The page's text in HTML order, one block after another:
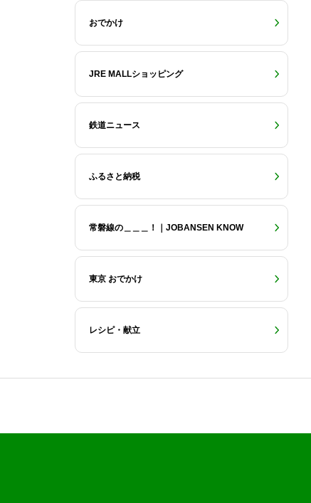
おでかけ
JRE MALLショッピング
鉄道ニュース
ふるさと納税
常磐線の＿＿＿！｜JOBANSEN KNOW
東京 おでかけ
レシピ・献立